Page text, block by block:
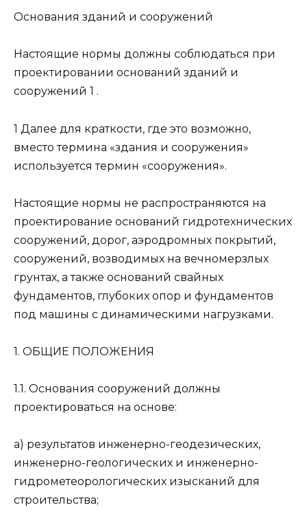
Основания зданий и сооружений
Настоящие нормы должны соблюдаться при
проектировании оснований зданий и
сооружений 1 .
1 Далее для краткости, где это возможно,
вместо термина «здания и сооружения»
используется термин «сооружения».
Настоящие нормы не распространяются на
проектирование оснований гидротехнических
сооружений, дорог, аэродромных покрытий,
сооружений, возводимых на вечномерзлых
грунтах, а также оснований свайных
фундаментов, глубоких опор и фундаментов
под машины с динамическими нагрузками.
1. ОБЩИЕ ПОЛОЖЕНИЯ
1.1. Основания сооружений должны
проектироваться на основе:
а) результатов инженерно-геодезических,
инженерно-геологических и инженерно-
гидрометеорологических изысканий для
строительства;